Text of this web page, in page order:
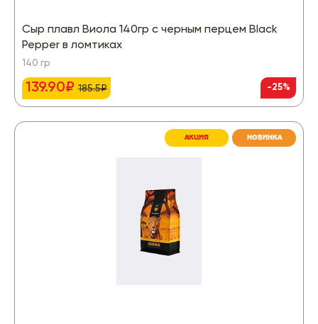
Сыр плавл Виола 140гр с черным перцем Black
Pepper в ломтиках
140 гр
139.90₽ 185.5₽ -25%
АКЦИЯ НОВИНКА